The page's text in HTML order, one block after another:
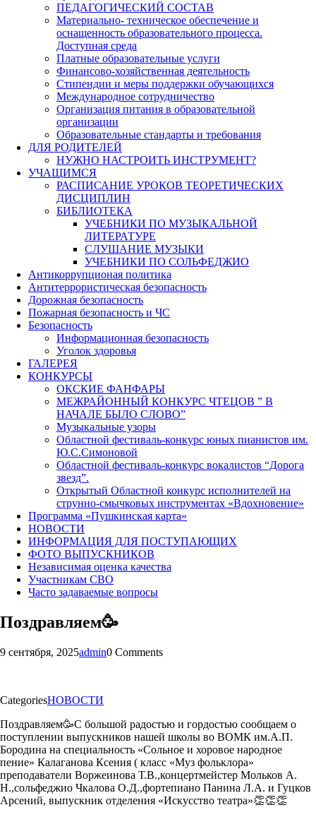
ПЕДАГОГИЧЕСКИЙ СОСТАВ
Материально- техническое обеспечение и
оснащенность образовательного процесса.
Доступная среда
Платные образовательные услуги
Финансово-хозяйственная деятельность
Стипендии и меры поддержки обучающихся
Международное сотрудничество
Организация питания в образовательной
организации
Образовательные стандарты и требования
ДЛЯ РОДИТЕЛЕЙ
НУЖНО НАСТРОИТЬ ИНСТРУМЕНТ?
УЧАЩИМСЯ
РАСПИСАНИЕ УРОКОВ ТЕОРЕТИЧЕСКИХ
ДИСЦИПЛИН
БИБЛИОТЕКА
УЧЕБНИКИ ПО МУЗЫКАЛЬНОЙ
ЛИТЕРАТУРЕ
СЛУШАНИЕ МУЗЫКИ
УЧЕБНИКИ ПО СОЛЬФЕДЖИО
Антикоррупционая политика
Антитеррористическая безопасность
Дорожная безопасность
Пожарная безопасность и ЧС
Безопасность
Информационная безопасность
Уголок здоровья
ГАЛЕРЕЯ
КОНКУРСЫ
ОКСКИЕ ФАНФАРЫ
МЕЖРАЙОННЫЙ КОНКУРС ЧТЕЦОВ ” В
НАЧАЛЕ БЫЛО СЛОВО”
Музыкальные узоры
Областной фестиваль-конкурс юных пианистов им.
Ю.С.Симоновой
Областной фестиваль-конкурс вокалистов “Дорога
звезд”.
Открытый Областной конкурс исполнителей на
струнно-смычковых инструментах «Вдохновение»
Программа «Пушкинская карта»
НОВОСТИ
ИНФОРМАЦИЯ ДЛЯ ПОСТУПАЮЩИХ
ФОТО ВЫПУСКНИКОВ
Независимая оценка качества
Участникам СВО
Часто задаваемые вопросы
Поздравляем🥳
9 сентября, 2025admin0 Comments
CategoriesНОВОСТИ
Поздравляем🥳С большой радостью и гордостью сообщаем о
поступлении выпускников нашей школы во ВОМК им.А.П.
Бородина на специальность «Сольное и хоровое народное
пение» Калаганова Ксения ( класс «Муз фольклора»
преподаватели Воржеинова Т.В.,концертмейстер Мольков А.
Н.,сольфеджио Чкалова О.Д.,фортепиано Панина Л.А. и Гуцков
Арсений, выпускник отделения «Искусство театра»👏👏👏